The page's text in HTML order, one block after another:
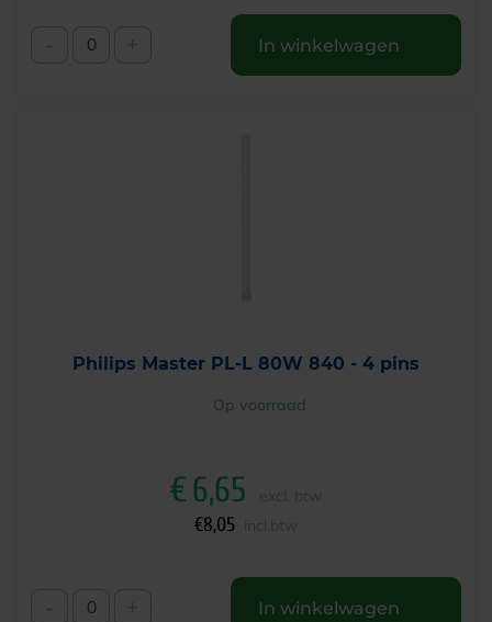
In winkelwagen
Philips Master PL-L 80W 840 - 4 pins
Op voorraad
€6,65
€8,05
In winkelwagen